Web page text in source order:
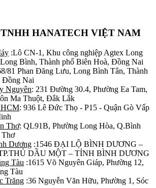
HANATECH VIỆT NAM
:Lô CN-1, Khu công nghiệp Agtex Long
Bình, Thành phố Biên Hoà, Đồng Nai
81 Phan Đăng Lưu, Long Bình Tân, Thành
Đồng Nai
Nguyên: 231 Đường 30.4, Phường Ea Tam,
Ma Thuột, Đắk Lắk
: 936 Lê Đức Thọ - P15 - Quận Gò Vấp
Thơ: QL91B, Phường Long Hòa, Q.Bình
Thơ
Dương :1546 ĐẠI LỘ BÌNH DƯƠNG –
DẦU MỘT – TỈNH BÌNH DƯƠNG
Tàu :1615 Võ Nguyên Giáp, Phường 12,
Tàu
Trăng :36 Nguyễn Văn Hữu, Phường 1, Sóc